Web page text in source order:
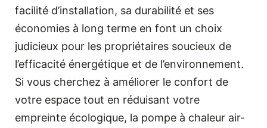
facilité d’installation, sa durabilité et ses
économies à long terme en font un choix
judicieux pour les propriétaires soucieux de
l’efficacité énergétique et de l’environnement.
Si vous cherchez à améliorer le confort de
votre espace tout en réduisant votre
empreinte écologique, la pompe à chaleur air-